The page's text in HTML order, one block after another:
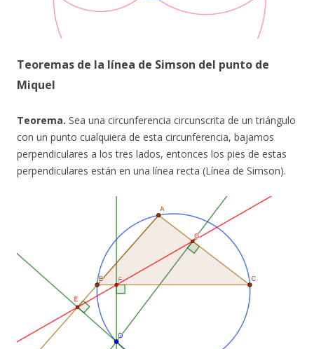
Teoremas de la línea de Simson del punto de
Miquel
Teorema. Sea una circunferencia circunscrita de un triángulo
con un punto cualquiera de esta circunferencia, bajamos
perpendiculares a los tres lados, entonces los pies de estas
perpendiculares están en una línea recta (Línea de Simson).